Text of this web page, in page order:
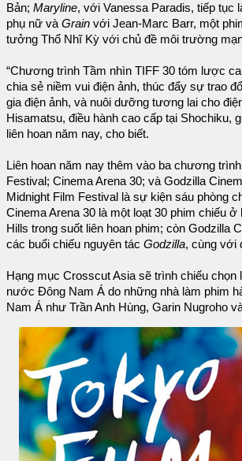
Bản; Maryline, với Vanessa Paradis, tiếp tục
phụ nữ vàGrain với Jean-Marc Barr, một
tưởng Thổ Nhĩ Kỳ với chủ đề môi trường
“Chương trình Tầm nhìn TIFF 30 tóm lược
chia sẻ niềm vui điện ảnh, thúc đẩy sự trao
gia điện ảnh, và nuôi dưỡng tương lai cho
Hisamatsu, điều hành cao cấp tại Shochiku,
liên hoan năm nay, cho biết.
Liên hoan năm nay thêm vào ba chương
Festival; Cinema Arena 30; và Godzilla
Midnight Film Festival là sự kiện sáu phòng
Cinema Arena 30 là một loạt 30 phim chiếu
Hills trong suốt liên hoan phim; còn Godzilla
các buổi chiếu nguyên tác Godzilla, cùng với
Hạng mục Crosscut Asia sẽ trình chiếu chọn
nước Đông Nam Á do những nhà làm phim
Nam Á như Trần Anh Hùng, Garin Nugroho